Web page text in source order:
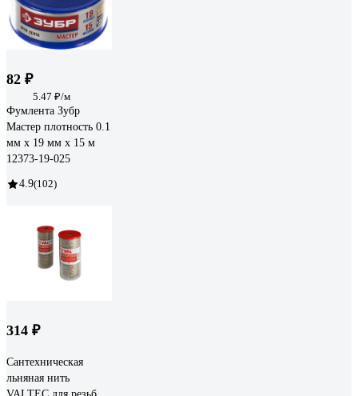
82 ₽
5.47 ₽/м
Фумлента Зубр
Мастер плотность 0.1
мм х 19 мм х 15 м
12373-19-025
4.9(102)
314 ₽
Сантехническая
льняная нить